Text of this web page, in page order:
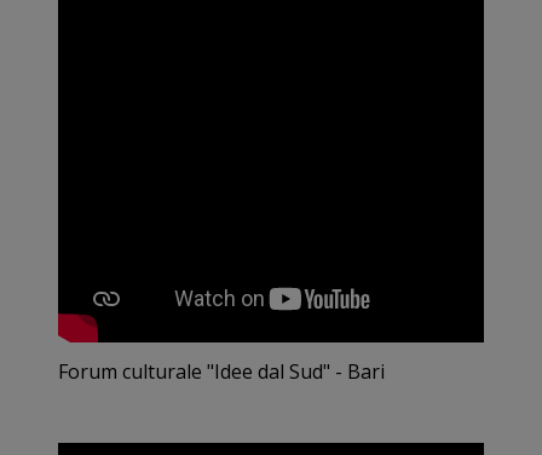
Forum culturale "Idee dal Sud" - Bari